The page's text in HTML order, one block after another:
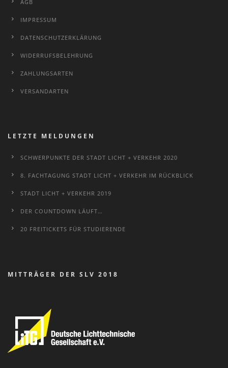
AGB
IMPRESSUM
DATENSCHUTZERKLÄRUNG
WIDERRUFSBELEHRUNG
ZAHLUNGSARTEN
VERSANDARTEN
LETZTE MELDUNGEN
SCHWERPUNKTE DER STADT LICHT + VERKEHR 2020
8. FACHTAGUNG STADT LICHT + VERKEHR IM RÜCKBLICK
STADT LICHT + VERKEHR 2019
DER COUNTDOWN LÄUFT…
20 FREITICKETS FÜR STUDIERENDE
MITTRÄGER DER SLV 2018